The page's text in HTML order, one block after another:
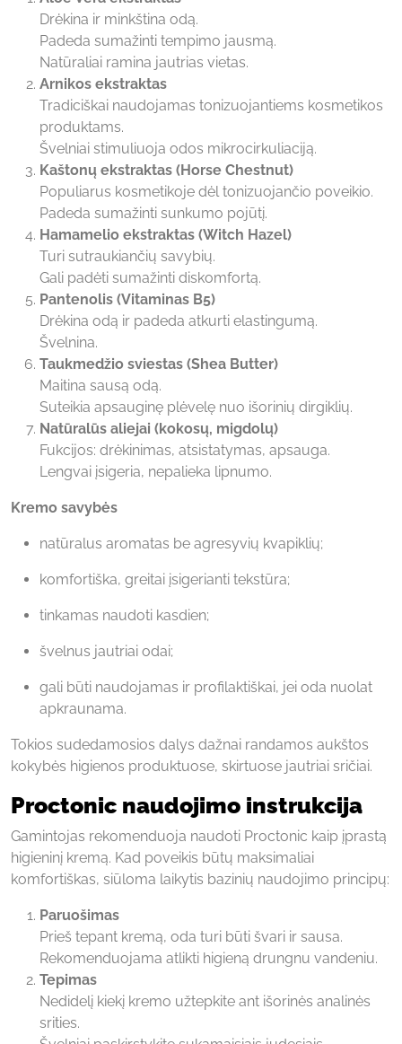
Drėkina ir minkština odą.
Padeda sumažinti tempimo jausmą.
Natūraliai ramina jautrias vietas.
Arnikos ekstraktas
Tradiciškai naudojamas tonizuojantiems kosmetikos
produktams.
Švelniai stimuliuoja odos mikrocirkuliaciją.
Kaštonų ekstraktas (Horse Chestnut)
Populiarus kosmetikoje dėl tonizuojančio poveikio.
Padeda sumažinti sunkumo pojūtį.
Hamamelio ekstraktas (Witch Hazel)
Turi sutraukiančių savybių.
Gali padėti sumažinti diskomfortą.
Pantenolis (Vitaminas B5)
Drėkina odą ir padeda atkurti elastingumą.
Švelnina.
Taukmedžio sviestas (Shea Butter)
Maitina sausą odą.
Suteikia apsauginę plėvelę nuo išorinių dirgiklių.
Natūralūs aliejai (kokosų, migdolų)
Fukcijos: drėkinimas, atsistatymas, apsauga.
Lengvai įsigeria, nepalieka lipnumo.
Kremo savybės
natūralus aromatas be agresyvių kvapiklių;
komfortiška, greitai įsigerianti tekstūra;
tinkamas naudoti kasdien;
švelnus jautriai odai;
gali būti naudojamas ir profilaktiškai, jei oda nuolat
apkraunama.
Tokios sudedamosios dalys dažnai randamos aukštos
kokybės higienos produktuose, skirtuose jautriai sričiai.
Proctonic naudojimo instrukcija
Gamintojas rekomenduoja naudoti Proctonic kaip įprastą
higieninį kremą. Kad poveikis būtų maksimaliai
komfortiškas, siūloma laikytis bazinių naudojimo principų:
Paruošimas
Prieš tepant kremą, oda turi būti švari ir sausa.
Rekomenduojama atlikti higieną drungnu vandeniu.
Tepimas
Nedidelį kiekį kremo užtepkite ant išorinės analinės
srities.